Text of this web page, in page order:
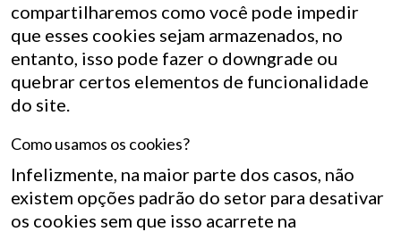
compartilharemos como você pode impedir
que esses cookies sejam armazenados, no
entanto, isso pode fazer o downgrade ou
quebrar certos elementos de funcionalidade
do site.
Como usamos os cookies?
Infelizmente, na maior parte dos casos, não
existem opções padrão do setor para desativar
os cookies sem que isso acarrete na